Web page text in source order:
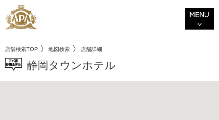
店舗検索TOP 地図検索 店舗詳細
静岡タウンホテル